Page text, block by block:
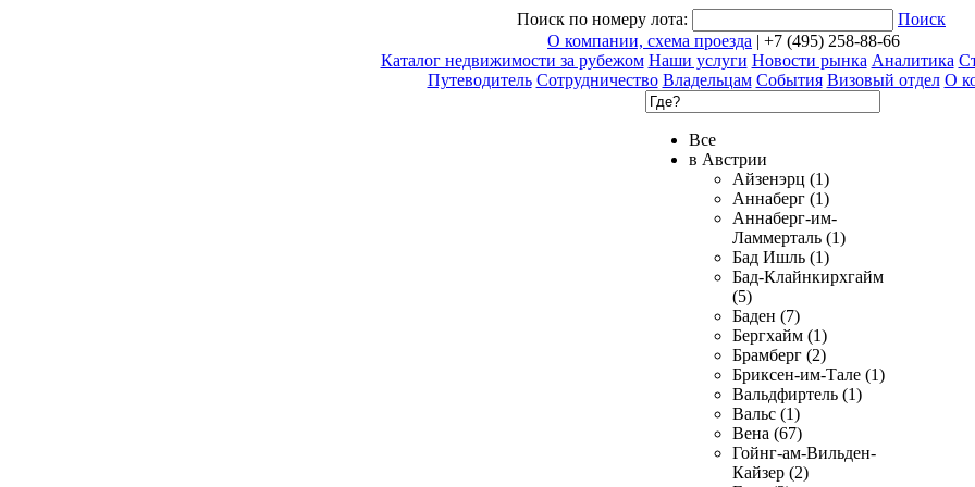
Поиск по номеру лота:
Поиск
О компании, схема проезда | +7 (495) 258-88-66
Каталог недвижимости за рубежом Наши услуги Новости рынка Аналитика
Путеводитель Сотрудничество Владельцам События Визовый отдел О
Все
в Австрии
Айзенэрц (1)
Аннаберг (1)
Аннаберг-им-
Ламмерталь (1)
Бад Ишль (1)
Бад-Клайнкирхгайм
(5)
Баден (7)
Бергхайм (1)
Брамберг (2)
Бриксен-им-Тале (1)
Вальдфиртель (1)
Вальс (1)
Вена (67)
Гойнг-ам-Вильден-
Кайзер (2)